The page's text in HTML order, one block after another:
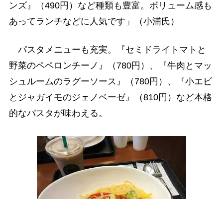
ンズ』（490円）など種類も豊富。ボリューム感も
あってランチなどに人気です」（小浦氏）
パスタメニューも充実。『セミドライトマトと
野菜のペペロンチーノ』（780円）、『牛肉とマッ
シュルームのラグーソース』（780円）、『小エビ
とジャガイモのジェノベーゼ』（810円）など本格
的なパスタが味わえる。